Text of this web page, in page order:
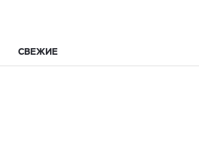
СВЕЖИЕ